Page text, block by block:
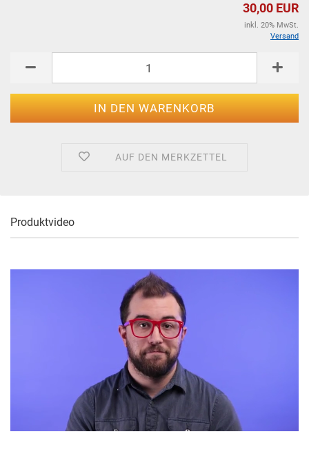
30,00 EUR
inkl. 20% MwSt.
Versand
AUF DEN MERKZETTEL
Produktvideo